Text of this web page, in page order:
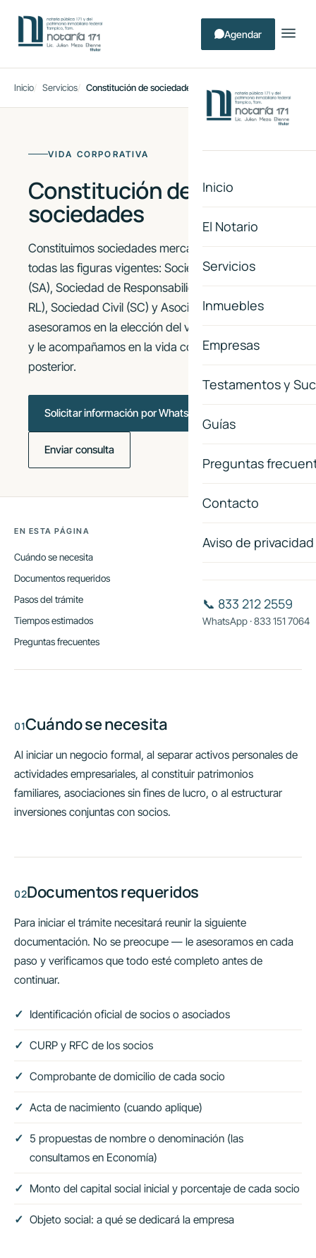
Agendar
Inicio
El Notario
Servicios
Inmuebles
Empresas
Testamentos y
Guías
Preguntas
Contacto
Aviso de privacidad
📞 833 212 2559
WhatsApp · 833 151 7064
Inicio Servicios Constitución de sociedades
VIDA CORPORATIVA
Constitución de
sociedades
Constituimos sociedades mercantiles y civiles bajo
todas las figuras vigentes: Sociedad Anónima
(SA), Sociedad de Responsabilidad Limitada (S de
RL), Sociedad Civil (SC) y Asociación Civil (AC). Le
asesoramos en la elección del vehículo adecuado
y le acompañamos en la vida corporativa
posterior.
Solicitar información por WhatsApp
Enviar consulta
EN ESTA PÁGINA
Cuándo se necesita
Documentos requeridos
Pasos del trámite
Tiempos estimados
Preguntas frecuentes
Cuándo se necesita
Al iniciar un negocio formal, al separar activos personales de
actividades empresariales, al constituir patrimonios
familiares, asociaciones sin fines de lucro, o al estructurar
inversiones conjuntas con socios.
Documentos requeridos
Para iniciar el trámite necesitará reunir la siguiente
documentación. No se preocupe — le asesoramos en cada
paso y verificamos que todo esté completo antes de
continuar.
Identificación oficial de socios o asociados
CURP y RFC de los socios
Comprobante de domicilio de cada socio
Acta de nacimiento (cuando aplique)
5 propuestas de nombre o denominación (las
consultamos en Economía)
Monto del capital social inicial y porcentaje de cada socio
Objeto social: a qué se dedicará la empresa